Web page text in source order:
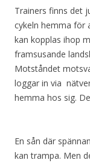
Trainers finns det
cykeln hemma för
kan kopplas ihop
framsusande
Motståndet
loggar in via
hemma hos sig.
En sån där
kan trampa. Men